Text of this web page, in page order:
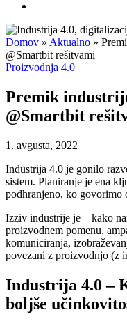
Domov » Aktualno »
@Smartbit rešitvami
Proizvodnja 4.0
Premik
@Smartbit
1. avgusta, 2022
Industrija 4.0 je gonilo
sistem. Planiranje je ena
podhranjeno, ko govorimo
Izziv industrije je – kako
proizvodnem pomenu,
komuniciranja,
povezani z proizvodnjo (z
Industrija 4.0 –
boljše